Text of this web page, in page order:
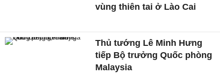
vùng thiên tai ở Lào Cai
Thủ tướng Lê Minh Hưng
tiếp Bộ trưởng Quốc phòng
Malaysia